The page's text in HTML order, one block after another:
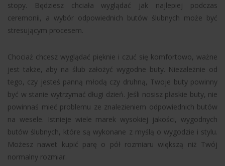
stopy. Będziesz chciała wyglądać jak najlepiej podczas
ceremonii, a wybór odpowiednich butów ślubnych może być
stresującym procesem.
Chociaż chcesz wyglądać pięknie i czuć się komfortowo, ważne
jest także, aby na ślub założyć wygodne buty. Niezależnie od
tego, czy jesteś panną młodą czy druhną, Twoje buty powinny
być w stanie wytrzymać długi dzień. Jeśli nosisz płaskie buty, nie
powinnaś mieć problemu ze znalezieniem odpowiednich butów
na wesele. Istnieje wiele marek wysokiej jakości, wygodnych
butów ślubnych, które są wykonane z myślą o wygodzie i stylu.
Możesz nawet kupić parę o pół rozmiaru większą niż Twój
normalny rozmiar.